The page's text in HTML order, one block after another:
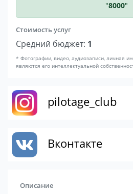
"8000"
Стоимость услуг
Средний бюджет: 1
* Фотографии, видео, аудиозаписи, личная
являются его интеллектуальной
pilotage_club
Вконтакте
Описание